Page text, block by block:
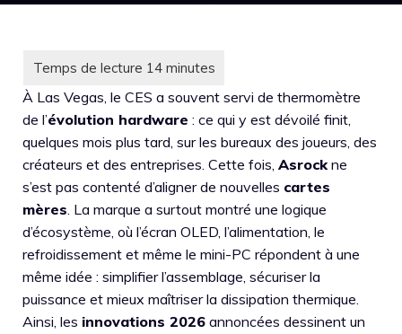
À Las Vegas, le CES a souvent servi de thermomètre
de l’évolution hardware : ce qui y est dévoilé finit,
quelques mois plus tard, sur les bureaux des joueurs, des
créateurs et des entreprises. Cette fois, Asrockne
s’est pas contenté d’aligner de nouvelles cartes
mères. La marque a surtout montré une logique
d’écosystème, où l’écran OLED, l’alimentation, le
refroidissement et même le mini-PC répondent à une
même idée : simplifier l’assemblage, sécuriser la
puissance et mieux maîtriser la dissipation thermique.
Ainsi, les innovations 2026 annoncées dessinent un